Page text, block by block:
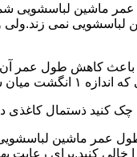
ماشین لباسشویی شما
لباسشویی نمی
باعث کاهش طول عمر آن
ماشین لباسشویی را پر کنید.
کنید ذستمال کاغذی
عمر ماشین لباسشویی
خالی کنید.برای